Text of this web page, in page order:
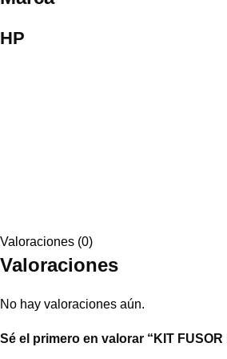
HP
Valoraciones (0)
Valoraciones
No hay valoraciones aún.
Sé el primero en valorar “KIT FUSOR